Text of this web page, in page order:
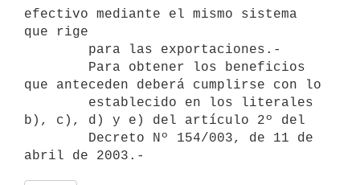
efectivo mediante el mismo sistema
que rige
que anteceden deberá cumplirse con lo
b), c), d) y e) del artículo 2º del